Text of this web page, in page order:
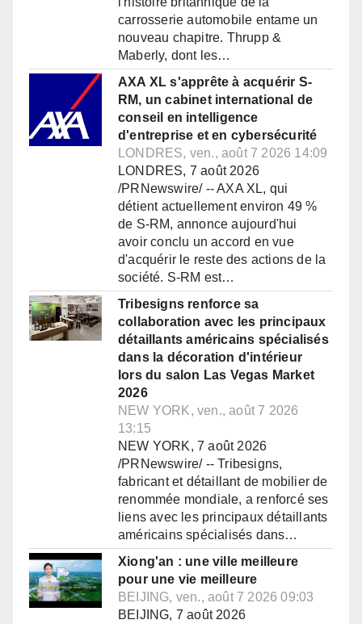
carrosserie automobile entame un
nouveau chapitre. Thrupp &
Maberly, dont les…
AXA XL s'apprête à acquérir S-
RM, un cabinet international de
conseil en intelligence
d'entreprise et en cybersécurité
LONDRES, ven., août 7 2026 14:09
LONDRES, 7 août 2026
/PRNewswire/ -- AXA XL, qui
détient actuellement environ 49 %
de S-RM, annonce aujourd'hui
avoir conclu un accord en vue
d'acquérir le reste des actions de la
société. S-RM est…
Tribesigns renforce sa
collaboration avec les principaux
détaillants américains spécialisés
dans la décoration d'intérieur
lors du salon Las Vegas Market
2026
NEW YORK, ven., août 7 2026
13:15
NEW YORK, 7 août 2026
/PRNewswire/ -- Tribesigns,
fabricant et détaillant de mobilier de
renommée mondiale, a renforcé ses
liens avec les principaux détaillants
américains spécialisés dans…
Xiong'an : une ville meilleure
pour une vie meilleure
BEIJING, ven., août 7 2026 09:03
BEIJING, 7 août 2026